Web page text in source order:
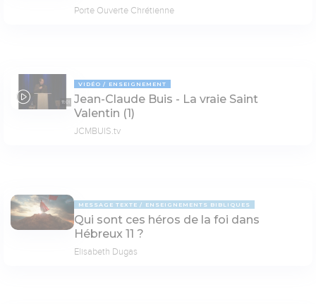
Porte Ouverte Chrétienne
11:01
VIDÉO ENSEIGNEMENT
Jean-Claude Buis - La vraie Saint
Valentin (1)
JCMBUIS.tv
MESSAGE TEXTE ENSEIGNEMENTS BIBLIQUES
Qui sont ces héros de la foi dans
Hébreux 11 ?
Elisabeth Dugas